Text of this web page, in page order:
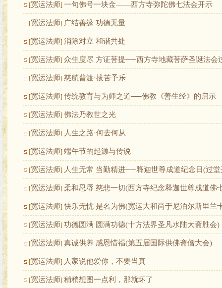
[宽运法师] 一句佛号一块金——西方寺弥陀佛七法会开示
[宽运法师] 广结善缘 功德无量
[宽运法师] 消除对立 和谐共处
[宽运法师] 众生度尽 方证菩提──西方寺地藏菩萨圣诞法会
[宽运法师] 慈航普渡·拔苦予乐
[宽运法师] 传统教育与为师之道──佛教《善生经》的启示
[宽运法师] 佛法乃教世之光
[宽运法师] 人生之路·何去何从
[宽运法师] 端午节的起源与传说
[宽运法师] 人生无常 当勤精进──释迦世尊成道纪念日(过堂
[宽运法师] 柔和忍辱 慈悲一切(西方寺纪念释迦世尊成道佛
[宽运法师]快乐无忧 是名为佛(宽运大和尚于尼泊尔斯里兰
[宽运法师] 功德圆满 圆满功德(十方法界圣凡水陆大斋胜会)
[宽运法师] 真诚供养 感恩惜福(第五届国际供佛斋僧大会)
[宽运法师] 人家说他爱你，不要当真
[宽运法师] 稍稍想图一点利，那就坏了